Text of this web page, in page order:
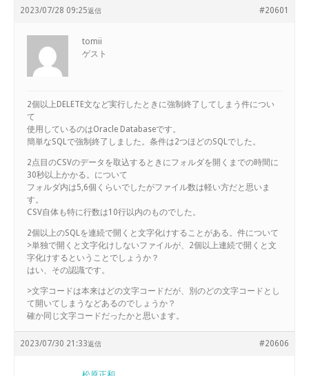
2023/07/28 09:25 #20601
返信
tomii
ゲスト
2個以上DELETE文など実行したときに強制終了してしまう件につい
て
使用しているのはOracle Databaseです。
簡単なSQLで強制終了しました。条件は2つほどのSQLでした。
2点目のCSVのデータを取込するときにフォルダを開くまでの時間に
30秒以上かかる。について
フォルダ内は5,6個くらいでしたがファイル数は軽い方だと思いま
す。
CSV自体も特に行数は10行以内のものでした。
2個以上のSQLを連続で開くと文字化けすることがある。件について
>単独で開くと文字化けしないファイルが、2個以上連続で開くと文
字化けするということでしょうか？
はい、その認識です。
>文字コードは本来はどの文字コードだが、別のどの文字コードとし
て開いてしまうなどあるのでしょうか？
確か同じ文字コードだったかと思います。
2023/07/30 21:33 #20606
返信